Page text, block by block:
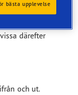
att utgöra
därefter
och ut.
bästa upplevelse